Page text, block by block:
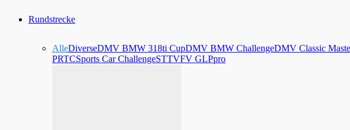
Rundstrecke
AlleDiverseDMV BMW 318ti CupDMV BMW ChallengeDMV Classic
PRTCSports Car ChallengeSTTVFV GLPpro